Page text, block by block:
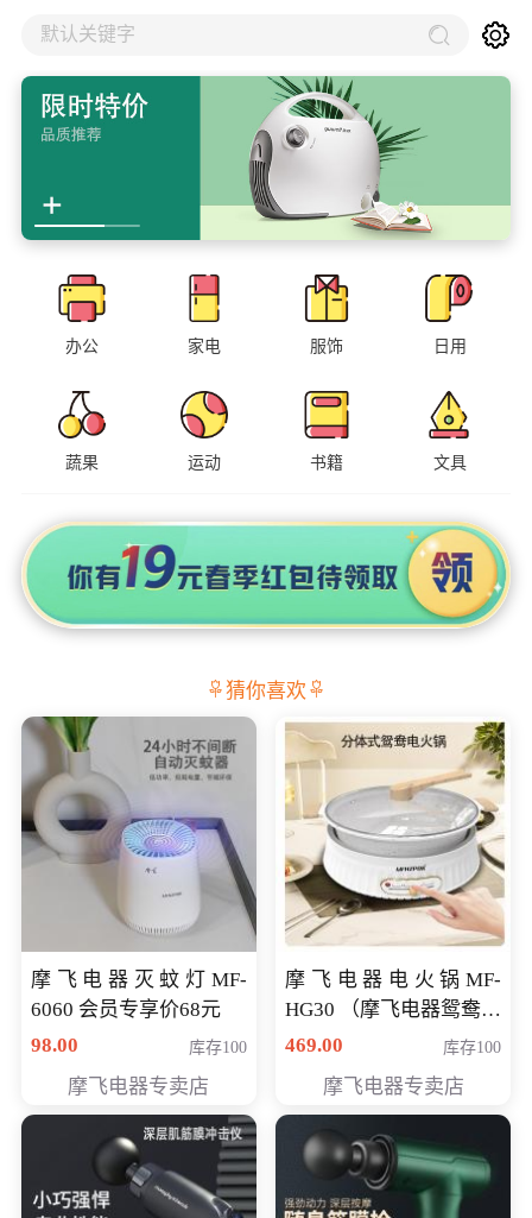
默认关键字
办公 家电 服饰 日用
蔬果 运动 书籍 文具
猜你喜欢
摩飞电器灭蚊灯MF-
6060 会员专享价68元
98.00
库存100
摩飞电器专卖店
摩飞电器电火锅MF-
HG30 （摩飞电器鸳鸯锅
MF-HG30 ） 会员专享价
469.00 库存100
摩飞电器专卖店